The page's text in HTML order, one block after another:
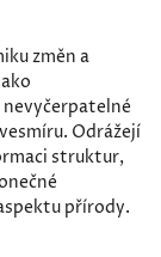
změn a
Odrážejí
struktur,
přírody.